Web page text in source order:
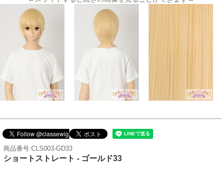
商品番号:CLS003-GD33
ショートストレート - ゴールド33